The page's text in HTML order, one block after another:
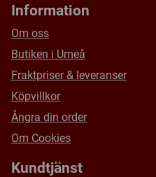
Information
Om oss
Butiken i Umeå
Fraktpriser & leveranser
Köpvillkor
Ångra din order
Om Cookies
Kundtjänst